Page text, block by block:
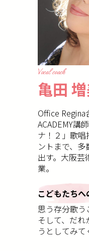
Vocal coach
亀田
Office Regina
ACADEMY講
ナ！２」歌
ントまで、
出す。大阪芸
業。
こどもたち
思う存分歌う
そして、だ
うとしてみて